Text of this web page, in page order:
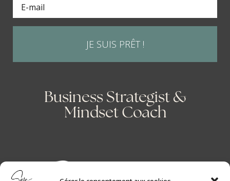
JE SUIS PRÊT !
Business Strategist &
Mindset Coach